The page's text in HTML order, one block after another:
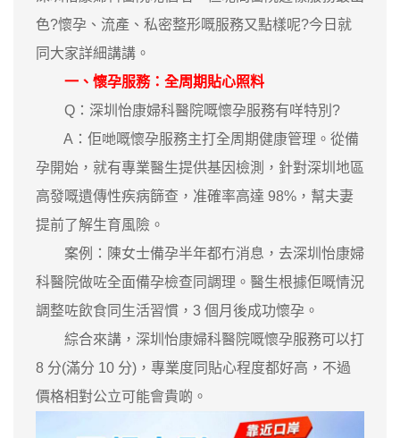
色?懷孕、流產、私密整形嘅服務又點樣呢?今日就
同大家詳細講講。
一、懷孕服務：全周期貼心照料
Q：深圳怡康婦科醫院嘅懷孕服務有咩特別?
A：佢哋嘅懷孕服務主打全周期健康管理。從備
孕開始，就有專業醫生提供基因檢測，針對深圳地區
高發嘅遺傳性疾病篩查，准確率高達 98%，幫夫妻
提前了解生育風險。
案例：陳女士備孕半年都冇消息，去深圳怡康婦
科醫院做咗全面備孕檢查同調理。醫生根據佢嘅情況
調整咗飲食同生活習慣，3 個月後成功懷孕。
綜合來講，深圳怡康婦科醫院嘅懷孕服務可以打
8 分(滿分 10 分)，專業度同貼心程度都好高，不過
價格相對公立可能會貴啲。